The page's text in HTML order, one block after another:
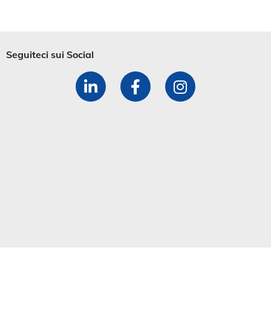
Seguiteci sui Social​